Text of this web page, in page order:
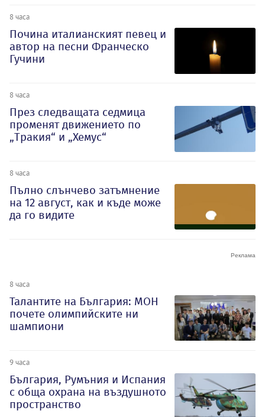
8 часа
Почина италианският певец и
автор на песни Франческо
Гучини
8 часа
През следващата седмица
променят движението по
„Тракия“ и „Хемус“
8 часа
Пълно слънчево затъмнение
на 12 август, как и къде може
да го видите
8 часа
Талантите на България: МОН
почете олимпийските ни
шампиони
9 часа
България, Румъния и Испания
с обща охрана на въздушното
пространство